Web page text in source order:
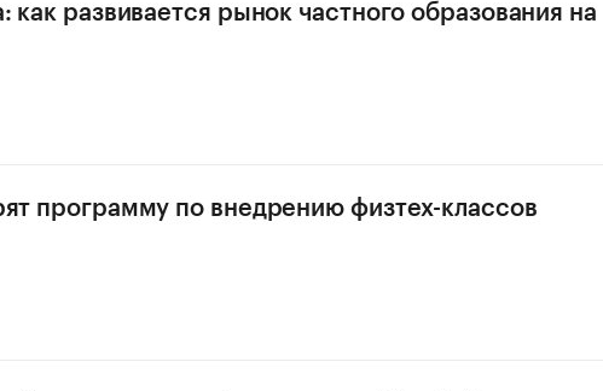
как развивается рынок частного образования на
программу по внедрению физтех-классов